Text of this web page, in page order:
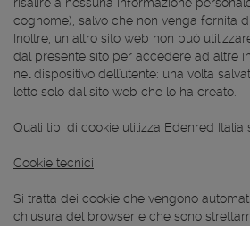
cognome), salvo che non venga fornita
Inoltre, un altro sito web non può
dal presente sito per accedere ad altre
nel dispositivo dell'utente: una volta
letto solo dal sito web che lo ha creato.
Quali tipi di cookie utilizza Edenred Italia
Cookie tecnici
Si tratta dei cookie che vengono
chiusura del browser e che sono